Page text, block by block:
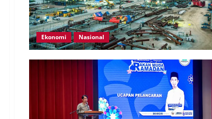
Ekonomi Nasional